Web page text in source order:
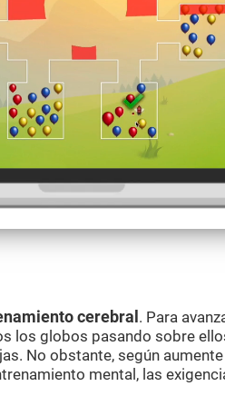
cerebral . Para
los globos pasando sobre
No obstante, según aumente
mental, las